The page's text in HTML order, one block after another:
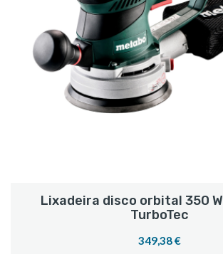
Lixadeira disco orbital 350
TurboTec
349,38 €